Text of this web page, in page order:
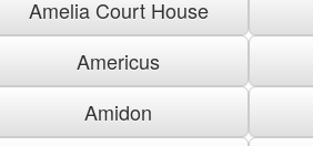
Amelia Court House
Americus
Amidon